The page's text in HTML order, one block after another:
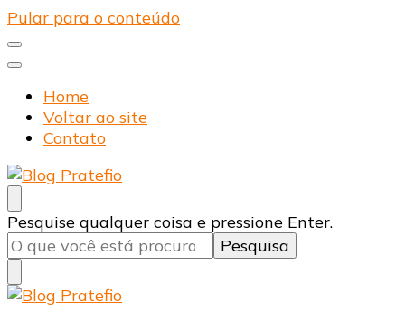
Pular para o conteúdo
Home
Voltar ao site
Contato
Blog Pratefio
Arames e Telas de Qualidade
Procurando
algo?
Pesquise qualquer coisa e pressione Enter.